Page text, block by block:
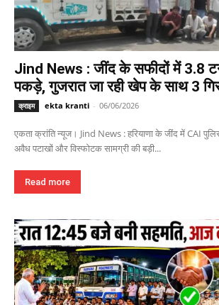
Jind News : जींद के सफीदों में 3.8
पकड़े, गुजरात जा रही खेप के साथ 3
क्राइम ekta kranti - 06/06/2026
एकता क्रांति न्यूज। Jind News : हरियाणा के जींद में CAI
अवैध पटाखों और विस्फोटक सामग्री की बड़ी...
Read more